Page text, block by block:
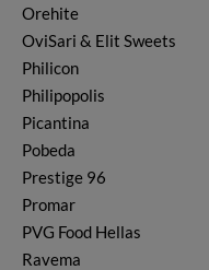
Orehite
OviSari & Elit Sweets
Philicon
Philipopolis
Picantina
Pobeda
Prestige 96
Promar
PVG Food Hellas
Ravema